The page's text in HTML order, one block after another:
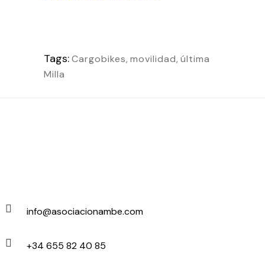
Tags:Cargobikes, movilidad, última
Milla
info@asociacionambe.com
+34 655 82 40 85